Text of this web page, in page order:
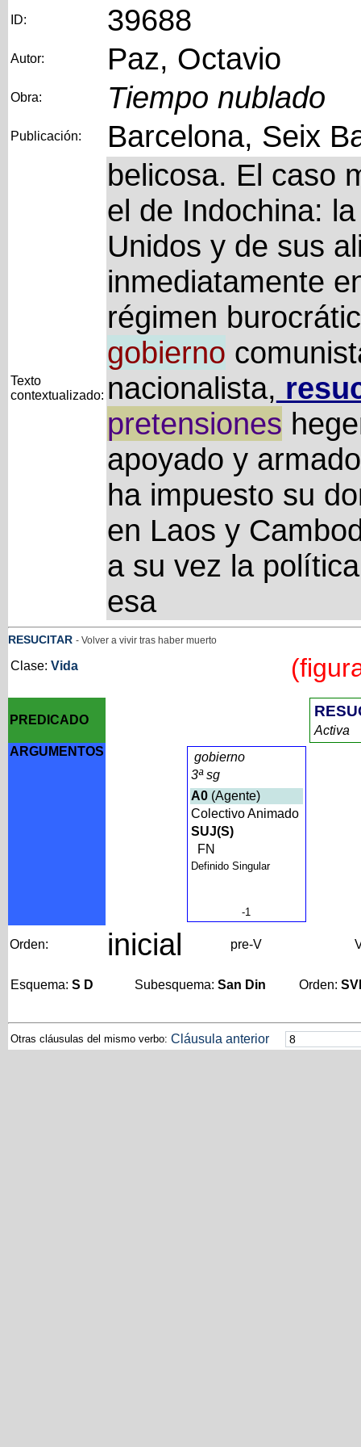
ID: 39688
Autor: Paz, Octavio
Obra: Tiempo nublado
Publicación: Barcelona, Seix
Texto
contextualizado:
belicosa. El caso
el de Indochina:
Unidos y de sus
inmediatamente
régimen
gobierno
nacionalista,
pretensiones
apoyado y
ha impuesto su
en Laos y
a su vez la
esa
RESUCITAR - Volver a vivir tras haber muerto
Clase: Vida
PREDICADO
Activa
ARGUMENTOS
gobierno
3ª sg
A0(Agente)
Colectivo Animado
SUJ(S)
FN
Definido Singular
-1
Orden: inicial pre-V
Esquema: S D Subesquema: San Din Orden:
Otras cláusulas del mismo verbo: Cláusula anterior